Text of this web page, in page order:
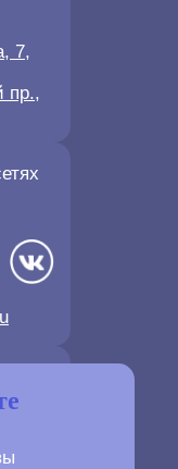
7,
пр.,